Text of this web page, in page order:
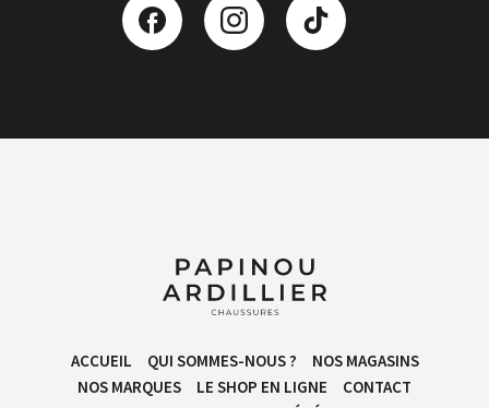
ACCUEIL QUI SOMMES-NOUS ?
NOS MAGASINS
NOS MARQUES
LE SHOP EN LIGNE
CONTACT